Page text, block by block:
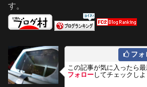
す。
フォ
この記事が気に入ったら最
フォローしてチェックしよ